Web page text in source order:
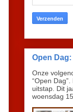
Open
Onze
“Open
uitstap. Dit
woensdag